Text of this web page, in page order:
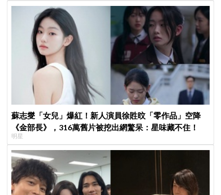
蘇志燮「女兒」爆紅！新人演員徐貹旼「零作品」空降
《金部長》，316萬舊片被挖出網驚呆：星味藏不住！
明星